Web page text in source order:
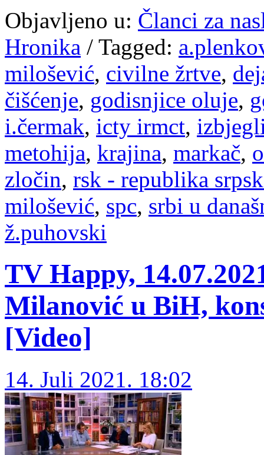
Objavljeno u: Članci za
Hronika / Tagged:
milošević, civilne žrtve,
čišćenje, godisnjice oluje,
i.čermak, icty irmct,
metohija, krajina, markač,
zločin, rsk - republika
milošević, spc, srbi u
ž.puhovski
TV Happy,
Milanović u BiH,
[Video]
14. Juli 2021. 18:02